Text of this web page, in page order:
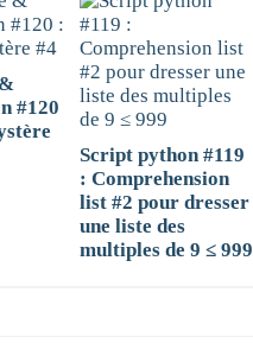
#120
Script python #119
: Comprehension
list #2 pour dresser
une liste des
multiples de 9 ≤ 999